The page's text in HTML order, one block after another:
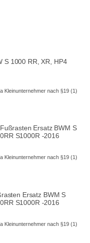
S 1000 RR, XR, HP4
Kleinunternehmer nach §19 (1)
Ersatz BWM S
S1000R -2016
Kleinunternehmer nach §19 (1)
Ersatz BWM S
S1000R -2016
Kleinunternehmer nach §19 (1)